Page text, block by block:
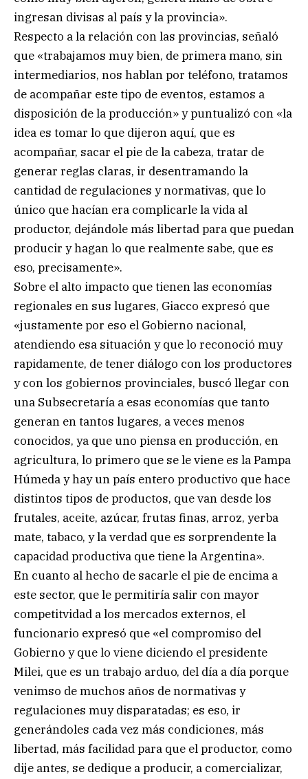
ingresan divisas al país y la provincia».
Respecto a la relación con las provincias, señaló
que «trabajamos muy bien, de primera mano, sin
intermediarios, nos hablan por teléfono, tratamos
de acompañar este tipo de eventos, estamos a
disposición de la producción» y puntualizó con «la
idea es tomar lo que dijeron aquí, que es
acompañar, sacar el pie de la cabeza, tratar de
generar reglas claras, ir desentramando la
cantidad de regulaciones y normativas, que lo
único que hacían era complicarle la vida al
productor, dejándole más libertad para que puedan
producir y hagan lo que realmente sabe, que es
eso, precisamente».
Sobre el alto impacto que tienen las economías
regionales en sus lugares, Giacco expresó que
«justamente por eso el Gobierno nacional,
atendiendo esa situación y que lo reconoció muy
rapidamente, de tener diálogo con los productores
y con los gobiernos provinciales, buscó llegar con
una Subsecretaría a esas economías que tanto
generan en tantos lugares, a veces menos
conocidos, ya que uno piensa en producción, en
agricultura, lo primero que se le viene es la Pampa
Húmeda y hay un país entero productivo que hace
distintos tipos de productos, que van desde los
frutales, aceite, azúcar, frutas finas, arroz, yerba
mate, tabaco, y la verdad que es sorprendente la
capacidad productiva que tiene la Argentina».
En cuanto al hecho de sacarle el pie de encima a
este sector, que le permitiría salir con mayor
competitvidad a los mercados externos, el
funcionario expresó que «el compromiso del
Gobierno y que lo viene diciendo el presidente
Milei, que es un trabajo arduo, del día a día porque
venimso de muchos años de normativas y
regulaciones muy disparatadas; es eso, ir
generándoles cada vez más condiciones, más
libertad, más facilidad para que el productor, como
dije antes, se dedique a producir, a comercializar,